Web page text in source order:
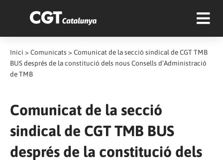
Inici > Comunicats > Comunicat de la secció sindical de CGT TMB
BUS després de la constitució dels nous Consells d’Administració
de TMB
Comunicat de la secció
sindical de CGT TMB BUS
després de la constitució dels